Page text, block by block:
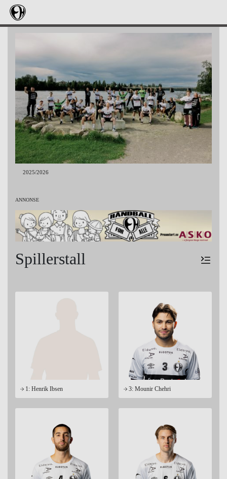
2025/2026
Spillerstall
1: Henrik Ibsen 3: Mounir Chehri